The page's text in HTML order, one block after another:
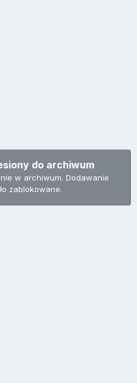
do archiwum
w archiwum. Dodawanie
zablokowane.